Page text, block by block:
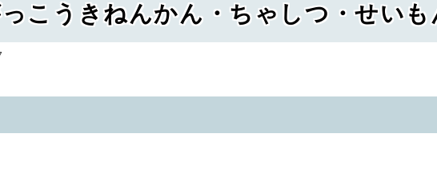
こうきねんかん・ちゃしつ・せいも